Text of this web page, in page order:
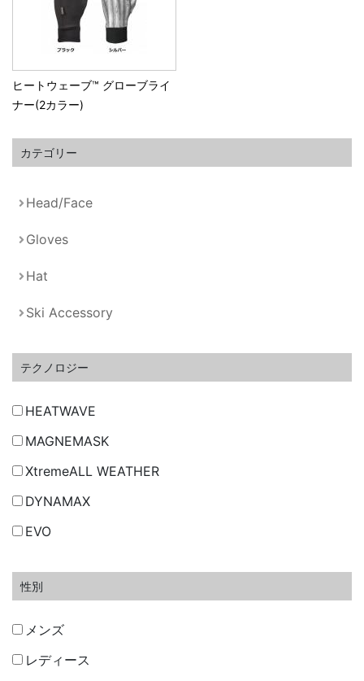
ヒートウェーブ™ グローブライ
ナー(2カラー)
カテゴリー
Head/Face
Gloves
Hat
Ski Accessory
テクノロジー
HEATWAVE
MAGNEMASK
XtremeALL WEATHER
DYNAMAX
EVO
性別
メンズ
レディース